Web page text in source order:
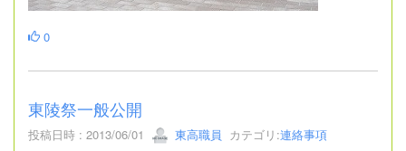
0
東陵祭一般公開
投稿日時 : 2013/06/01 東高職員 カテゴリ:連絡事項